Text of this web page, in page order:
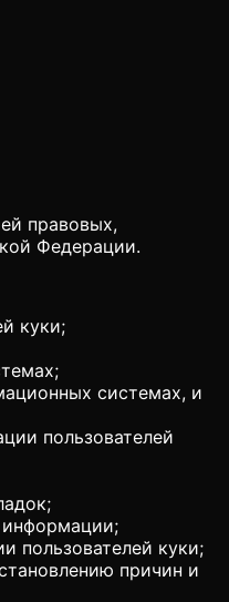
правовых,
Федерации.
куки;
системах, и
пользователей
информации;
пользователей куки;
причин и